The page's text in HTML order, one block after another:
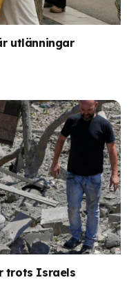
utlänningar
trots Israels